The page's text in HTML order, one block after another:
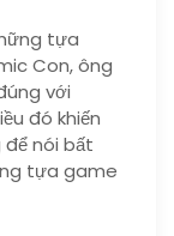
tựa
Con, ông
với
đó khiến
nói bất
tựa game